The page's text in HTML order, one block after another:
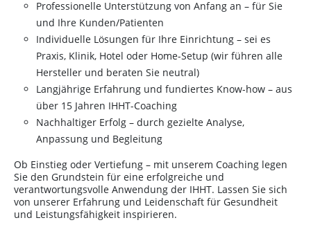
Professionelle Unterstützung von Anfang an – für Sie
und Ihre Kunden/Patienten
Individuelle Lösungen für Ihre Einrichtung – sei es
Praxis, Klinik, Hotel oder Home-Setup (wir führen alle
Hersteller und beraten Sie neutral)
Langjährige Erfahrung und fundiertes Know-how – aus
über 15 Jahren IHHT-Coaching
Nachhaltiger Erfolg – durch gezielte Analyse,
Anpassung und Begleitung
Ob Einstieg oder Vertiefung – mit unserem Coaching legen
Sie den Grundstein für eine erfolgreiche und
verantwortungsvolle Anwendung der IHHT. Lassen Sie sich
von unserer Erfahrung und Leidenschaft für Gesundheit
und Leistungsfähigkeit inspirieren.